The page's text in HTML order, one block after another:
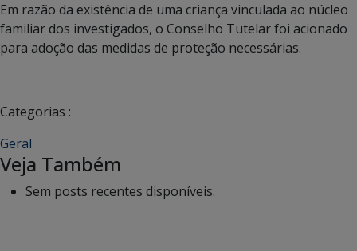
Em razão da existência de uma criança vinculada ao núcleo
familiar dos investigados, o Conselho Tutelar foi acionado
para adoção das medidas de proteção necessárias.
Categorias :
Geral
Veja Também
Sem posts recentes disponíveis.